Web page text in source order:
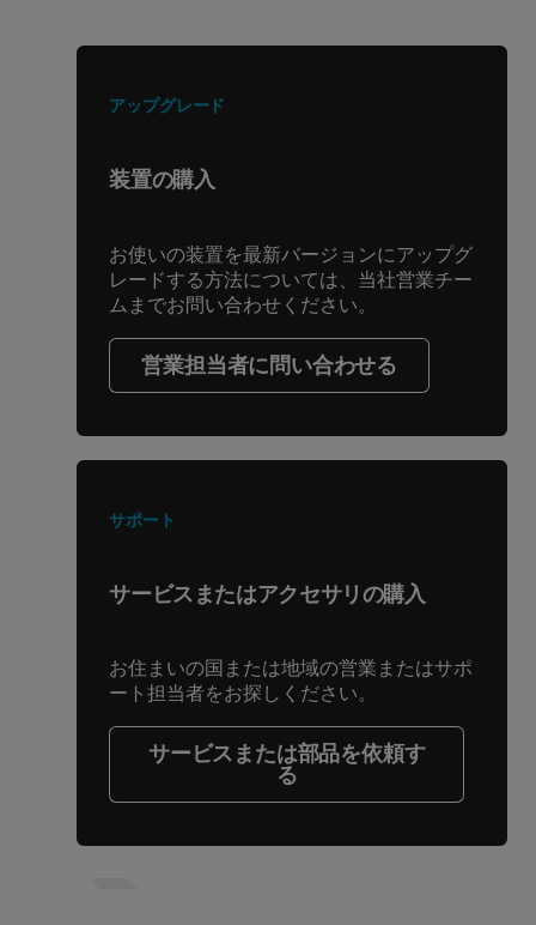
アップグレード
装置の購入
お使いの装置を最新バージョンにアップグ
レードする方法については、当社営業チー
ムまでお問い合わせください。
営業担当者に問い合わせる
サポート
サービスまたはアクセサリの購入
お住まいの国または地域の営業またはサポ
ート担当者をお探しください。
サービスまたは部品を依頼す
る